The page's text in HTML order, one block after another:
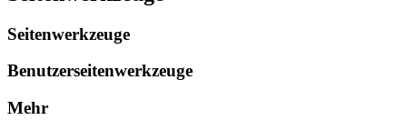
Seitenwerkzeuge
Benutzerseitenwerkzeuge
Mehr